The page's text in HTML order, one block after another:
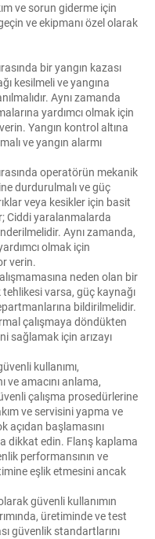
ve sorun giderme için
ve ekipmanı özel olarak
bir yangın kazası
kesilmeli ve yangına
Aynı zamanda
yardımcı olmak için
Yangın kontrol altına
ve yangın alarmı
operatörün mekanik
durdurulmalı ve güç
veya kesikler için basit
Ciddi yaralanmalarda
Aynı zamanda,
olmak için
verin.
neden olan bir
varsa, güç kaynağı
bildirilmelidir.
çalışmaya döndükten
sağlamak için arızayı
kullanımı,
ve amacını anlama,
çalışma prosedürlerine
ve servisini yapma ve
açıdan başlamasını
dikkat edin. Flanş kaplama
performansının ve
eşlik etmesini ancak
güvenli kullanımın
üretiminde ve test
güvenlik standartlarını